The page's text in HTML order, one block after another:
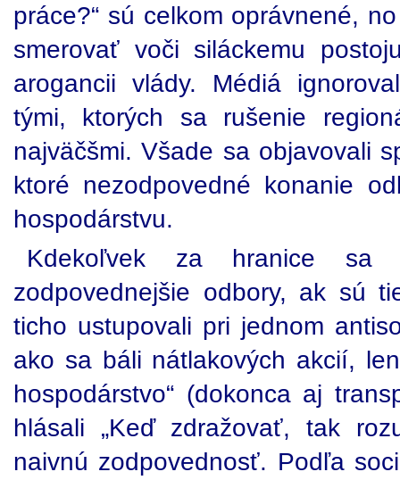
práce?“ sú celkom oprávnené,
smerovať voči siláckemu
arogancii vlády. Médiá
tými, ktorých sa rušenie
najväčšmi. Všade sa objavovali
ktoré nezodpovedné konanie
hospodárstvu.
Kdekoľvek za hranice sa
zodpovednejšie odbory, ak sú
ticho ustupovali pri jednom
ako sa báli nátlakových akcií,
hospodárstvo“ (dokonca aj
hlásali „Keď zdražovať, tak
naivnú zodpovednosť. Podľa